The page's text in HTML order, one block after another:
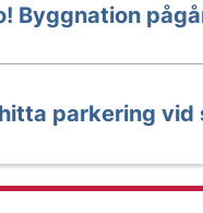
Byggnation
parkering vid